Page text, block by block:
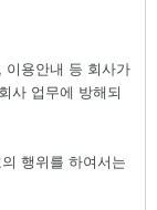
이용안내 등 회사가
사 업무에 방해되
행위를 하여서는